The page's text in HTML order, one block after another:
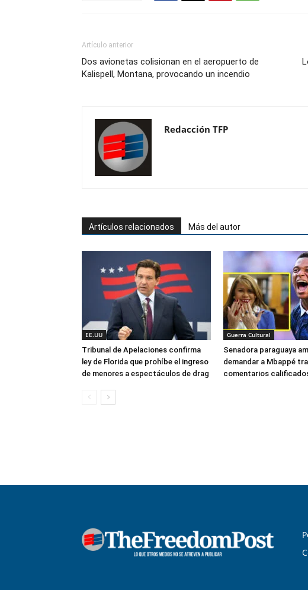
Artículo anterior
Dos avionetas colisionan en el aeropuerto de
Kalispell, Montana, provocando un incendio
Redacción TFP
Artículos relacionados Más del autor
EE.UU
Tribunal de Apelaciones confirma
ley de Florida que prohíbe el ingreso
de menores a espectáculos de drag
Guerra Cultural
Senadora paraguaya
demandar a Mbappé
comentarios